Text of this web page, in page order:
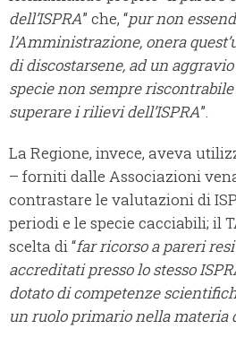
dell’ISPRA” che, “pur non
l’Amministrazione, onera
di discostarsene, ad un
specie non sempre
superare i rilievi dell’ISPRA”.
La Regione, invece, aveva
– forniti dalle Associazioni
contrastare le valutazioni di
periodi e le specie cacciabili; il
scelta di “far ricorso a pareri
accreditati presso lo stesso
dotato di competenze
un ruolo primario nella materia